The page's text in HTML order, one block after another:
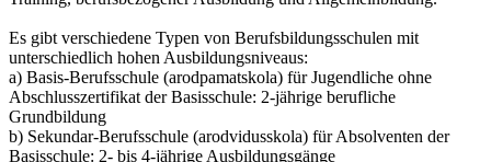
Es gibt verschiedene Typen von Berufsbildungsschulen mit
unterschiedlich hohen Ausbildungsniveaus:
a) Basis-Berufsschule (arodpamatskola) für Jugendliche ohne
Abschlusszertifikat der Basisschule: 2-jährige berufliche
Grundbildung
b) Sekundar-Berufsschule (arodvidusskola) für Absolventen der
Basisschule: 2- bis 4-jährige Ausbildungsgänge